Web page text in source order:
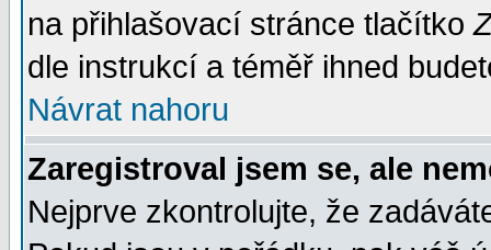
na přihlašovací stránce tlačítko
dle instrukcí a téměř ihned
Návrat nahoru
Zaregistroval jsem se, ale
Nejprve zkontrolujte, že